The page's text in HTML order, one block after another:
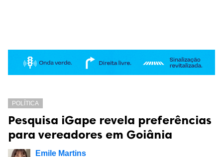
POLÍTICA
Pesquisa iGape revela preferências
para vereadores em Goiânia
Emile Martins